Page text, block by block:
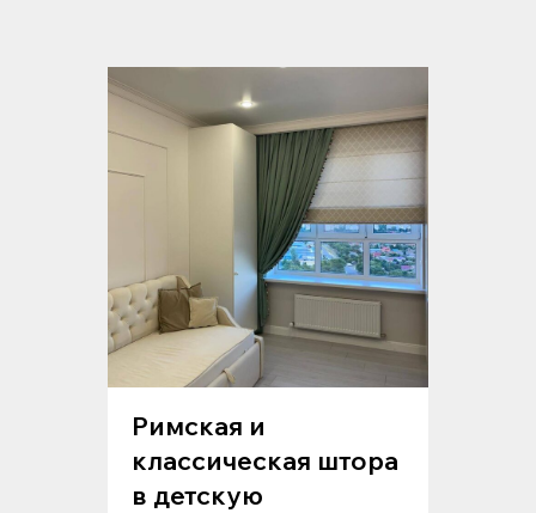
Римская и
классическая штора
в детскую